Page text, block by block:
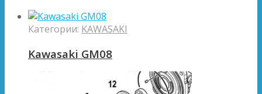
Категории: KAWASAKI
Kawasaki GM08